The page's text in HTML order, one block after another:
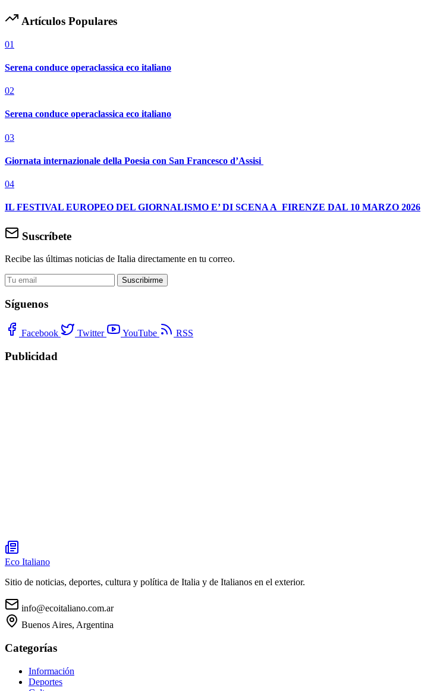
Artículos Populares
01
Serena conduce operaclassica eco italiano
02
Serena conduce operaclassica eco italiano
03
Giornata internazionale della Poesia con San Francesco d’Assisi
04
IL FESTIVAL EUROPEO DEL GIORNALISMO E’ DI SCENA A FIRENZE DAL 10 MARZO 2026
Suscríbete
Recibe las últimas noticias de Italia directamente en tu correo.
Suscribirme
Síguenos
Facebook Twitter YouTube RSS
Publicidad
Eco Italiano
Sitio de noticias, deportes, cultura y política de Italia y de Italianos en el exterior.
info@ecoitaliano.com.ar
Buenos Aires, Argentina
Categorías
Información
Deportes